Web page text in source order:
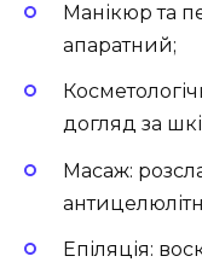
Манікюр та
апаратний;
догляд за
Масаж:
Епіляція: